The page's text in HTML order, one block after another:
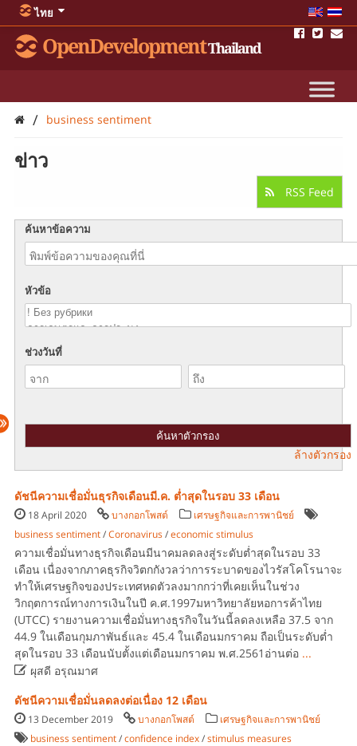
ไทย
OpenDevelopmentThailand
/ business sentiment
ข่าว
RSS Feed
ค้นหาข้อความ
หัวข้อ
ช่วงวันที่
ล้างตัวกรอง
ดัชนีความเชื่อมั่นธุรกิจเดือนมี.ค. ต่ำสุดในรอบ 33 เดือน
18 April 2020 บางกอกโพสต์
เศรษฐกิจและการพานิชย์
business sentiment/Coronavirus/economic stimulus
ความเชื่อมั่นทางธุรกิจเดือนมีนาคมลดลงสู่ระดับต่ำสุดในรอบ 33
เดือน เนื่องจากภาคธุรกิจวิตกกังวลว่าการระบาดของไวรัสโคโรนาจะ
ทำให้เศรษฐกิจของประเทศหดตัวลงมากกว่าที่เคยเห็นในช่วง
วิกฤตการณ์ทางการเงินในปี ค.ศ.1997มหาวิทยาลัยหอการค้าไทย
(UTCC) รายงานความเชื่อมั่นทางธุรกิจในวันนี้ลดลงเหลือ 37.5 จาก
44.9 ในเดือนกุมภาพันธ์และ 45.4 ในเดือนมกราคม ถือเป็นระดับต่ำ
สุดในรอบ 33 เดือนนับตั้งแต่เดือนมกราคม พ.ศ.2561อ่านต่อ ...
ผุสดี อรุณมาศ
ดัชนีความเชื่อมั่นลดลงต่อเนื่อง 12 เดือน
13 December 2019 บางกอกโพสต์
เศรษฐกิจและการพานิชย์
business sentiment/confidence index/stimulus measures